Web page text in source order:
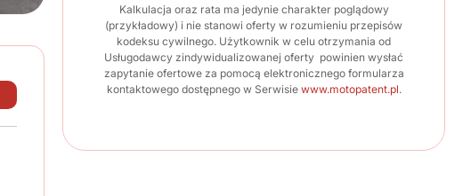
Kalkulacja oraz rata ma jedynie charakter poglądowy
(przykładowy) i nie stanowi oferty w rozumieniu przepisów
kodeksu cywilnego. Użytkownik w celu otrzymania od
Usługodawcy zindywidualizowanej oferty powinien wysłać
zapytanie ofertowe za pomocą elektronicznego formularza
kontaktowego dostępnego w Serwisie www.motopatent.pl.